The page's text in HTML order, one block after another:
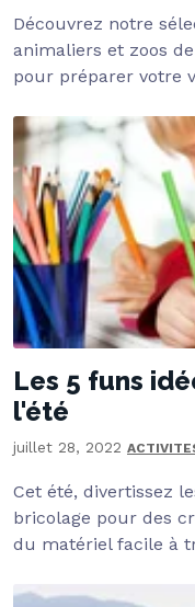
Découvrez notre
animaliers et zoos
pour préparer votre
Les 5 funs
l'été
juillet 28, 2022
Cet été, divertissez
bricolage pour des
du matériel facile à